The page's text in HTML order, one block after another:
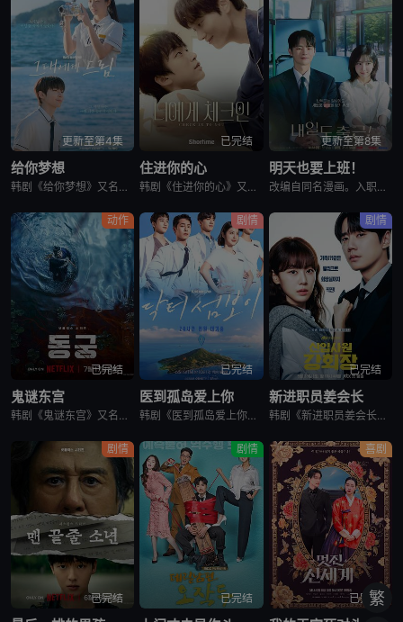
更新至第4集
给你梦想
韩剧《给你梦想》又名：Dream For You,그대에게 드림，讲述了：该剧是一部浪漫喜剧，讲述了连一个梦想都无所畏惧的十几岁，被现实挡住而受挫的二十几岁，像变成那样的大人的三十几岁的记者李载与一个
已完结
住进你的心
韩剧《住进你的心》又名：Check In To You,너에게 체크인，讲述了：一位是完美主义、以利益为重的冷酷CEO车道京，他计划卖掉一间充满魅力的民宿；另一位是感性、温柔且深爱这个民宿的经理尹智梧
更新至第8集
明天也要上班！
改编自同名漫画。入职五年的智允在无聊的公司生活中与公司最挑剔的男上司时宇纠缠在了一起，甚至以不想结婚为由而逃跑的前男友秋天出现了...
动作
已完结
鬼谜东宫
韩剧《鬼谜东宫》又名：东宫,East Palace,동궁，讲述了：讲述拥有穿梭于灵界能力的具天（南柱赫 饰）和能听见死者声音的宫女生姜（卢允瑞 饰）被王（曹承佑 饰）召见，以揭开笼罩在世子宫中的诅咒的
剧情
已完结
医到孤岛爱上你
韩剧《医到孤岛爱上你》讲述了，立志成为顶尖整形外科医生都志义（李宰旭 饰），同身世神秘的助理护士陆遐俐（辛叡恩 饰），在命运安排下被分配到与世隔绝、恶名昭彰的“平同岛”上工作。两个同样受伤的灵魂，在艰
剧情
已完结
新进职员姜会长
韩剧《新进职员姜会长》改编自同名小说。韩国10大财阀崔成集团的会长姜龙浩在宣布隐退后，与从天而降的新员工相撞，莫名其妙进入该员工身体后发生的故事。
剧情
已完结
剧情
已完结
喜剧
已完结
繁